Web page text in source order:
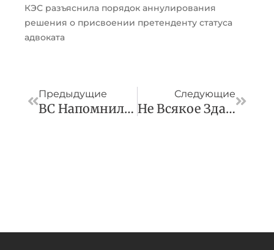
КЭС разъяснила порядок аннулирования
решения о присвоении претенденту статуса
адвоката
Предыдущие
ВС Напомнил, Что Продавец Обязан Вернуть Деньги За Товар Ненадлежащего Качества В Установленный Срок
Следующие
Не Всякое Здание Может Определить Юридическую Судьбу Земельного Участка, На Котором Возведено